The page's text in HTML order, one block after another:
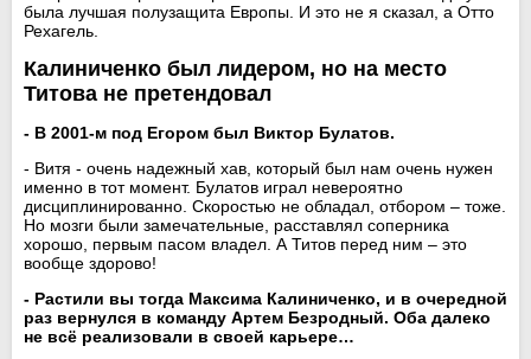
была лучшая полузащита Европы. И это не я сказал, а Отто
Рехагель.
Калиниченко был лидером, но на место
Титова не претендовал
- В 2001-м под Егором был Виктор Булатов.
- Витя - очень надежный хав, который был нам очень нужен
именно в тот момент. Булатов играл невероятно
дисциплинированно. Скоростью не обладал, отбором – тоже.
Но мозги были замечательные, расставлял соперника
хорошо, первым пасом владел. А Титов перед ним – это
вообще здорово!
- Растили вы тогда Максима Калиниченко, и в очередной
раз вернулся в команду Артем Безродный. Оба далеко
не всё реализовали в своей карьере…